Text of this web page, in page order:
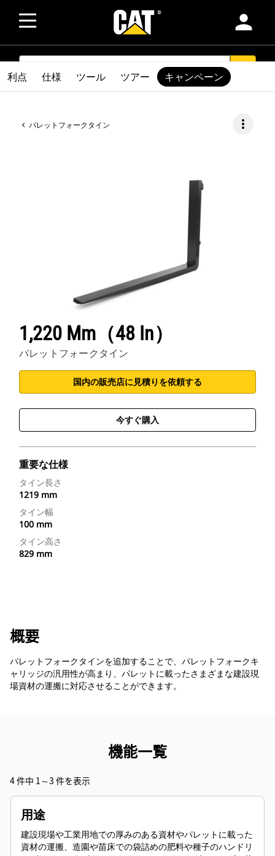
person
SEARCH
パレットフォークタイン more_vert
1,220 Mm（48 In）
パレットフォークタイン
国内の販売店に見積りを依頼する
今すぐ購入
重要な仕様
タイン長さ
1219 mm
タイン幅
100 mm
タイン高さ
829 mm
利点 仕様 ツール ツアー キャンペーン
概要
パレットフォークタインを追加することで、パレットフォークキ
ャリッジの汎用性が高まり、パレットに載ったさまざまな建設現
場資材の運搬に対応させることができます。
機能一覧
4 件中 1～3 件を表示
用途
建設現場や工業用地での厚みのある資材やパレットに載った
資材の運搬、造園や苗床での袋詰めの肥料や種子のハンドリ